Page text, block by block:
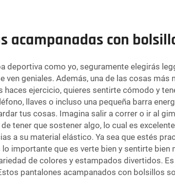
acampanadas con
deportiva como yo, seguramente elegirás
ven geniales. Además, una de las cosas
haces ejercicio, quieres sentirte cómodo y
llaves o incluso una pequeña barra
tus cosas. Imagina salir a correr o ir al
tener que sostener algo, lo cual es
a su material elástico. Ya sea que estés
importante que es verte bien y sentirte
de colores y estampados divertidos.
pantalones acampanados con bolsillos